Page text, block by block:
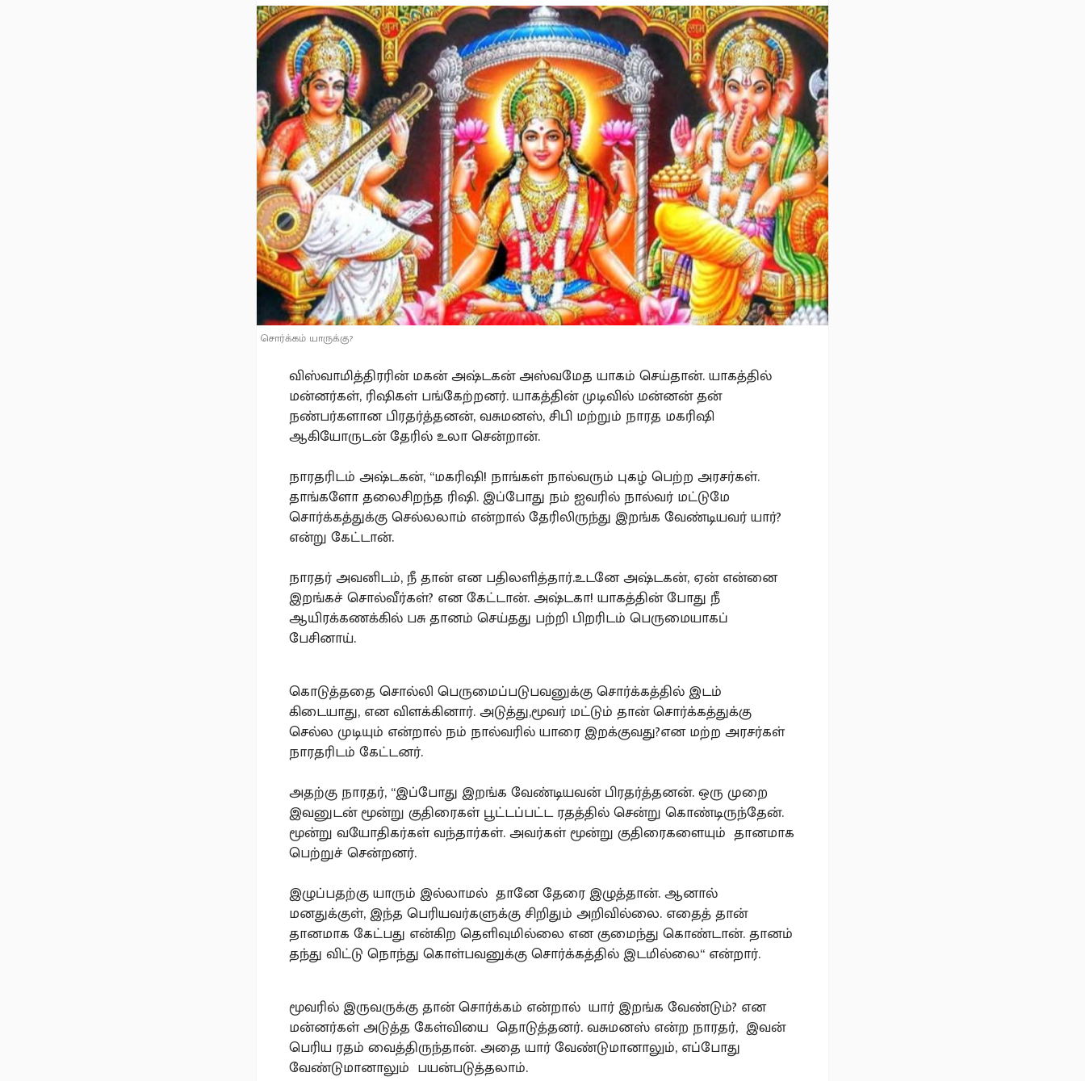
சொர்க்கம் யாருக்கு?
விஸ்வாமித்திரரின் மகன் அஷ்டகன் அஸ்வமேத யாகம் செய்தான். யாகத்தில்
மன்னர்கள், ரிஷிகள் பங்கேற்றனர். யாகத்தின் முடிவில் மன்னன் தன்
நண்பர்களான பிரதர்த்தனன், வசுமனஸ், சிபி மற்றும் நாரத மகரிஷி
ஆகியோருடன் தேரில் உலா சென்றான்.
நாரதரிடம் அஷ்டகன், “மகரிஷி! நாங்கள் நால்வரும் புகழ் பெற்ற அரசர்கள்.
தாங்களோ தலைசிறந்த ரிஷி. இப்போது நம் ஐவரில் நால்வர் மட்டுமே
சொர்க்கத்துக்கு செல்லலாம் என்றால் தேரிலிருந்து இறங்க வேண்டியவர் யார்?
என்று கேட்டான்.
நாரதர் அவனிடம், நீ தான் என பதிலளித்தார்.உடனே அஷ்டகன், ஏன் என்னை
இறங்கச் சொல்வீர்கள்? என கேட்டான். அஷ்டகா! யாகத்தின் போது நீ
ஆயிரக்கணக்கில் பசு தானம் செய்தது பற்றி பிறரிடம் பெருமையாகப்
பேசினாய்.
கொடுத்ததை சொல்லி பெருமைப்படுபவனுக்கு சொர்க்கத்தில் இடம்
கிடையாது, என விளக்கினார். அடுத்து,மூவர் மட்டும் தான் சொர்க்கத்துக்கு
செல்ல முடியும் என்றால் நம் நால்வரில் யாரை இறக்குவது?என மற்ற அரசர்கள்
நாரதரிடம் கேட்டனர்.
அதற்கு நாரதர், “இப்போது இறங்க வேண்டியவன் பிரதர்த்தனன். ஒரு முறை
இவனுடன் மூன்று குதிரைகள் பூட்டப்பட்ட ரதத்தில் சென்று கொண்டிருந்தேன்.
மூன்று வயோதிகர்கள் வந்தார்கள். அவர்கள் மூன்று குதிரைகளையும் தானமாக
பெற்றுச் சென்றனர்.
இழுப்பதற்கு யாரும் இல்லாமல் தானே தேரை இழுத்தான். ஆனால்
மனதுக்குள், இந்த பெரியவர்களுக்கு சிறிதும் அறிவில்லை. எதைத் தான்
தானமாக கேட்பது என்கிற தெளிவுமில்லை என குமைந்து கொண்டான். தானம்
தந்து விட்டு நொந்து கொள்பவனுக்கு சொர்க்கத்தில் இடமில்லை“ என்றார்.
மூவரில் இருவருக்கு தான் சொர்க்கம் என்றால் யார் இறங்க வேண்டும்? என
மன்னர்கள் அடுத்த கேள்வியை தொடுத்தனர். வசுமனஸ் என்ற நாரதர், இவன்
பெரிய ரதம் வைத்திருந்தான். அதை யார் வேண்டுமானாலும், எப்போது
வேண்டுமானாலும் பயன்படுத்தலாம்.